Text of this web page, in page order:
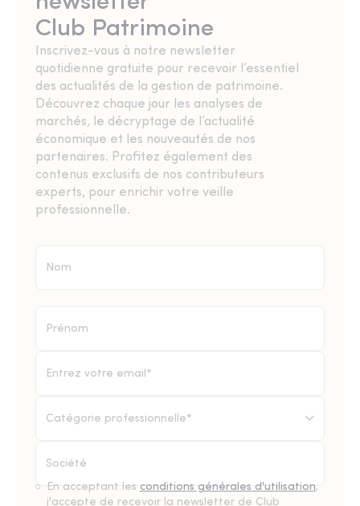
Club Patrimoine
Inscrivez-vous à notre newsletter
quotidienne gratuite pour recevoir l’essentiel
des actualités de la gestion de patrimoine.
Découvrez chaque jour les analyses de
marchés, le décryptage de l’actualité
économique et les nouveautés de nos
partenaires. Profitez également des
contenus exclusifs de nos contributeurs
experts, pour enrichir votre veille
professionnelle.
Catégorie professionnelle*
En acceptant les conditions générales d'utilisation,
j'accepte de recevoir la newsletter de Club